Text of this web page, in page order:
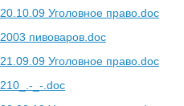
20.10.09 Уголовное право.doc
2003 пивоваров.doc
21.09.09 Уголовное право.doc
210_.-_-.doc